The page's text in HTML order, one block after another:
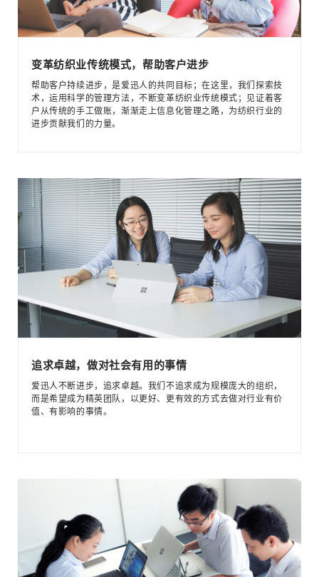
变革纺织业传统模式，帮助客户进步
帮助客户持续进步，是爱迅人的共同目标；在这里，我们探索技
术，运用科学的管理方法，不断变革纺织业传统模式；见证着客
户从传统的手工做账，渐渐走上信息化管理之路，为纺织行业的
进步贡献我们的力量。
追求卓越，做对社会有用的事情
爱迅人不断进步，追求卓越。我们不追求成为规模庞大的组织，
而是希望成为精英团队，以更好、更有效的方式去做对行业有价
值、有影响的事情。